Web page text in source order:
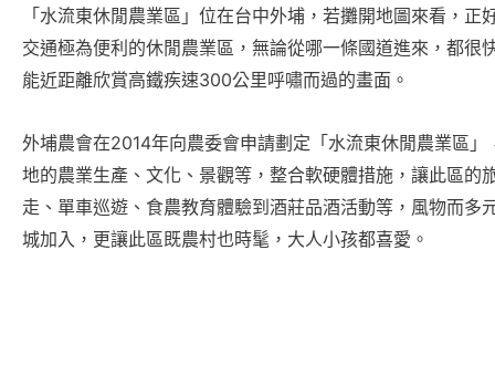
「水流東休閒農業區」位在台中外埔，若攤開地圖來看，
交通極為便利的休閒農業區，無論從哪一條國道進來，都很
能近距離欣賞高鐵疾速300公里呼嘯而過的畫面。
外埔農會在2014年向農委會申請劃定「水流東休閒農業區
地的農業生產、文化、景觀等，整合軟硬體措施，讓此區的
走、單車巡遊、食農教育體驗到酒莊品酒活動等，風物而多
城加入，更讓此區既農村也時髦，大人小孩都喜愛。